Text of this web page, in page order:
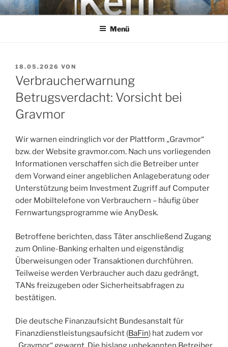
Zum
InhaltKEHL
Rechtsanwaltsgesellschaft mbH
Menü
VERÖFFENTLICHT
AM
18.05.2026 VON
Verbraucherwarnung
Betrugsverdacht: Vorsicht bei
Gravmor
Wir warnen eindringlich vor der Plattform „Gravmor“
bzw. der Website gravmor.com. Nach uns vorliegenden
Informationen verschaffen sich die Betreiber unter
dem Vorwand einer angeblichen Anlageberatung oder
Unterstützung beim Investment Zugriff auf Computer
oder Mobiltelefone von Verbrauchern – häufig über
Fernwartungsprogramme wie AnyDesk.
Betroffene berichten, dass Täter anschließend Zugang
zum Online-Banking erhalten und eigenständig
Überweisungen oder Transaktionen durchführen.
Teilweise werden Verbraucher auch dazu gedrängt,
TANs freizugeben oder Sicherheitsabfragen zu
bestätigen.
Die deutsche Finanzaufsicht Bundesanstalt für
Finanzdienstleistungsaufsicht (BaFin) hat zudem vor